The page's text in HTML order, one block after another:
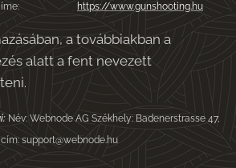
címe: https://www.gunshooting.hu
a továbbiakban a
alatt a fent nevezett
Név: Webnode AG Székhely: Badenerstrasse 47,
support@webnode.hu